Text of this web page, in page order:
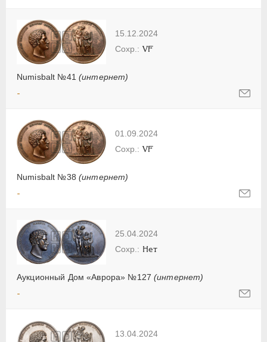
15.12.2024
Numisbalt №41 (интернет)
VF
-
01.09.2024
Numisbalt №38 (интернет)
VF
-
25.04.2024
Аукционный Дом «Аврора» №127(интернет)
Нет
-
13.04.2024